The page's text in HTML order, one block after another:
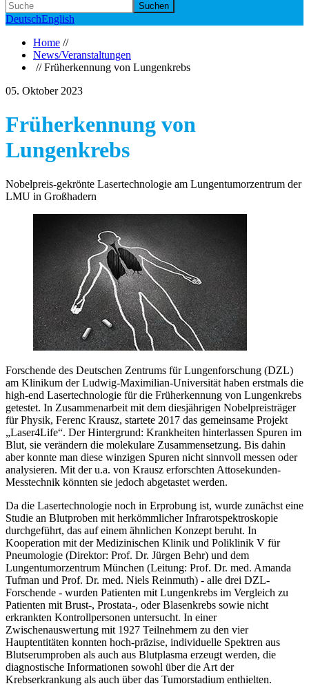
Suchen
DeutschEnglish
Home //
News/Veranstaltungen
// Früherkennung von Lungenkrebs
05. Oktober 2023
Früherkennung von
Lungenkrebs
Nobelpreis-gekrönte Lasertechnologie am Lungentumorzentrum der
LMU in Großhadern
Forschende des Deutschen Zentrums für Lungenforschung (DZL)
am Klinikum der Ludwig-Maximilian-Universität haben erstmals die
high-end Lasertechnologie für die Früherkennung von Lungenkrebs
getestet. In Zusammenarbeit mit dem diesjährigen Nobelpreisträger
für Physik, Ferenc Krausz, startete 2017 das gemeinsame Projekt
„Laser4Life“. Der Hintergrund: Krankheiten hinterlassen Spuren im
Blut, sie verändern die molekulare Zusammensetzung. Bis dahin
aber konnte man diese winzigen Spuren nicht sinnvoll messen oder
analysieren. Mit der u.a. von Krausz erforschten Attosekunden-
Messtechnik könnten sie jedoch abgetastet werden.
Da die Lasertechnologie noch in Erprobung ist, wurde zunächst eine
Studie an Blutproben mit herkömmlicher Infrarotspektroskopie
durchgeführt, das auf einem ähnlichen Konzept beruht. In
Kooperation mit der Medizinischen Klinik und Poliklinik V für
Pneumologie (Direktor: Prof. Dr. Jürgen Behr) und dem
Lungentumorzentrum München (Leitung: Prof. Dr. med. Amanda
Tufman und Prof. Dr. med. Niels Reinmuth) - alle drei DZL-
Forschende - wurden Patienten mit Lungenkrebs im Vergleich zu
Patienten mit Brust-, Prostata-, oder Blasenkrebs sowie nicht
erkrankten Kontrollpersonen untersucht. In einer
Zwischenauswertung mit 1927 Teilnehmern zu den vier
Hauptentitäten konnten hoch-präzise, individuelle Spektren aus
Blutserumproben als auch aus Blutplasma erzeugt werden, die
diagnostische Informationen sowohl über die Art der
Krebserkrankung als auch über das Tumorstadium enthielten.